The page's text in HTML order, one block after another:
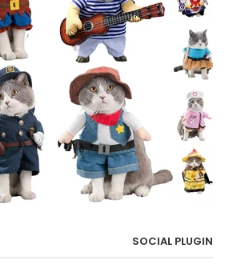
SOCIAL PLUGIN